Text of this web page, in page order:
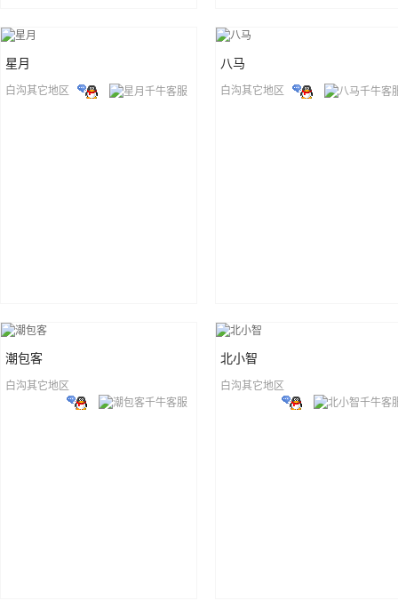
星月
白沟其它地区
八马
白沟其它地区
潮包客
白沟其它地区
北小智
白沟其它地区